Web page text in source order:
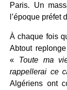
Paris. Un
l’époque préfet
À chaque fois
Abtout
« Toute ma
rappellerai ce
Algériens ont